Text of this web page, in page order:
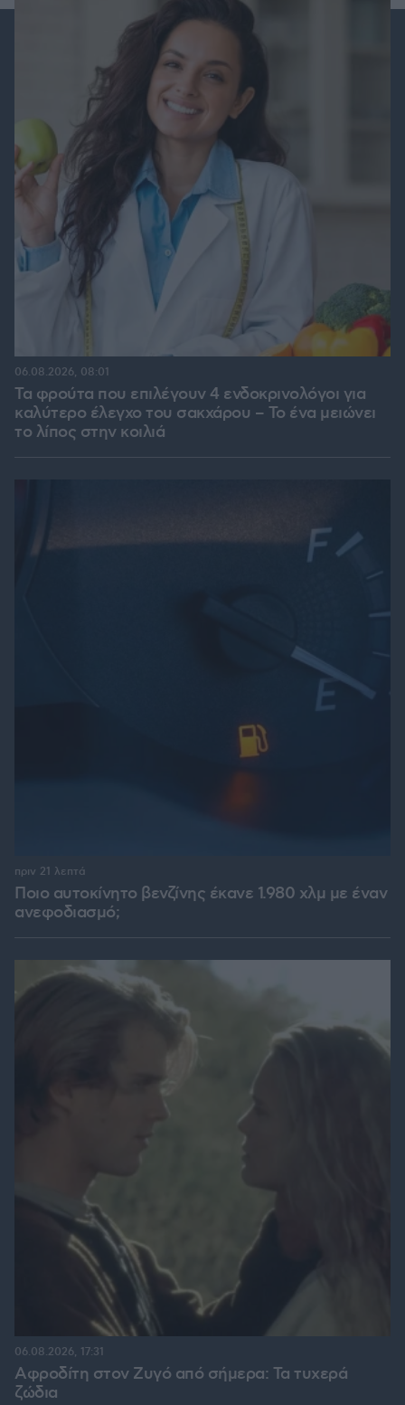
Τα φρούτα που επιλέγουν 4 ενδοκρινολόγοι για
καλύτερο έλεγχο του σακχάρου – Το ένα μειώνει
το λίπος στην κοιλιά
06.08.2026, 08:01
Ποιο αυτοκίνητο βενζίνης έκανε 1.980 χλμ με έναν
ανεφοδιασμό;
πριν 21 λεπτά
Αφροδίτη στον Ζυγό από σήμερα: Τα τυχερά
ζώδια
06.08.2026, 17:31